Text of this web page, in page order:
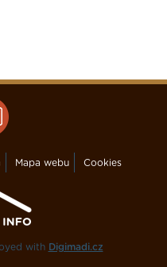
Mapa webu Cookies
with Digimadi.cz